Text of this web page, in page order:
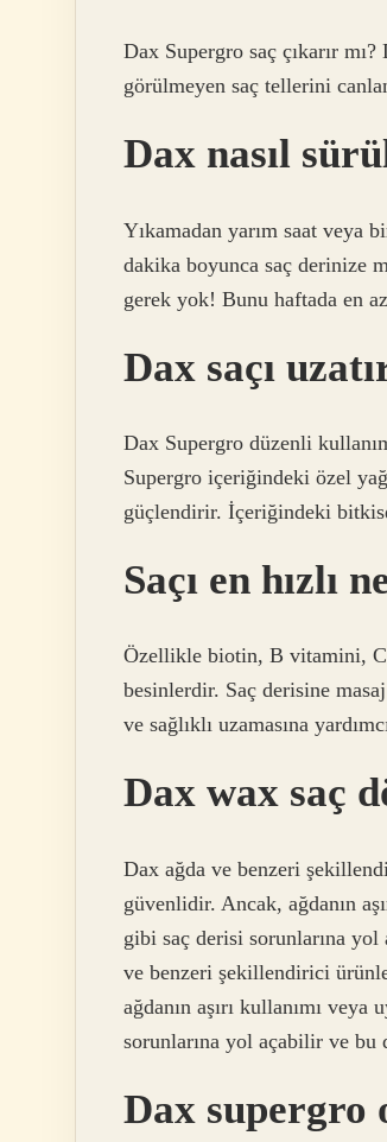
Dax Supergro saç çıkarır
görülmeyen saç tellerini
Dax nasıl
Yıkamadan yarım saat veya
dakika boyunca saç derinize
gerek yok! Bunu haftada en
Dax saçı
Dax Supergro düzenli
Supergro içeriğindeki özel
güçlendirir. İçeriğindeki
Saçı en hızlı
Özellikle biotin, B vitamini,
besinlerdir. Saç derisine
ve sağlıklı uzamasına
Dax wax saç
Dax ağda ve benzeri
güvenlidir. Ancak, ağdanın
gibi saç derisi sorunlarına
ve benzeri şekillendirici
ağdanın aşırı kullanımı
sorunlarına yol açabilir ve bu
Dax supergro